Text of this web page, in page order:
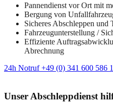
Pannendienst vor Ort mit
Bergung von
Sicheres Abschleppen und
Fahrzeugunterstellung /
Effiziente
Abrechnung
24h Notruf +49 (0) 341 600 586
Unser Abschleppdienst